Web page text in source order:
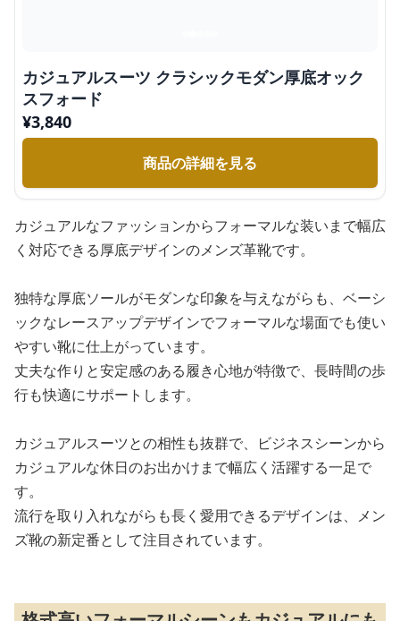
カジュアルスーツ クラシックモダン厚底オック
スフォード
¥3,840
商品の詳細を見る
カジュアルなファッションからフォーマルな装いまで幅広
く対応できる厚底デザインのメンズ革靴です。
独特な厚底ソールがモダンな印象を与えながらも、ベーシ
ックなレースアップデザインでフォーマルな場面でも使い
やすい靴に仕上がっています。
丈夫な作りと安定感のある履き心地が特徴で、長時間の歩
行も快適にサポートします。
カジュアルスーツとの相性も抜群で、ビジネスシーンから
カジュアルな休日のお出かけまで幅広く活躍する一足で
す。
流行を取り入れながらも長く愛用できるデザインは、メン
ズ靴の新定番として注目されています。